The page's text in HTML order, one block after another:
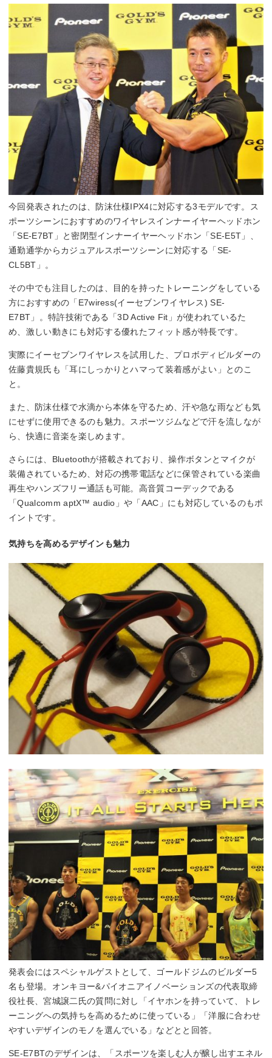
今回発表されたのは、防沫仕様IPX4に対応する3モデルです。ス
ポーツシーンにおすすめのワイヤレスインナーイヤーヘッドホン
「SE-E7BT」と密閉型インナーイヤーヘッドホン「SE-E5T」、
通勤通学からカジュアルスポーツシーンに対応する「SE-
CL5BT」。
その中でも注目したのは、目的を持ったトレーニングをしている
方におすすめの「E7wiress(イーセブンワイヤレス) SE-
E7BT」。特許技術である「3D Active Fit」が使われているた
め、激しい動きにも対応する優れたフィット感が特長です。
実際にイーセブンワイヤレスを試用した、プロボディビルダーの
佐藤貴規氏も「耳にしっかりとハマって装着感がよい」とのこ
と。
また、防沫仕様で水滴から本体を守るため、汗や急な雨なども気
にせずに使用できるのも魅力。スポーツジムなどで汗を流しなが
ら、快適に音楽を楽しめます。
さらには、Bluetoothが搭載されており、操作ボタンとマイクが
装備されているため、対応の携帯電話などに保管されている楽曲
再生やハンズフリー通話も可能。高音質コーデックである
「Qualcomm aptX™ audio」や「AAC」にも対応しているのもポ
イントです。
気持ちを高めるデザインも魅力
発表会にはスペシャルゲストとして、ゴールドジムのビルダー5
名も登場。オンキヨー&パイオニアイノベーションズの代表取締
役社長、宮城譲二氏の質問に対し「イヤホンを持っていて、トレ
ーニングへの気持ちを高めるために使っている」「洋服に合わせ
やすいデザインのモノを選んでいる」などとと回答。
SE-E7BTのデザインは、「スポーツを楽しむ人が醸し出すエネル